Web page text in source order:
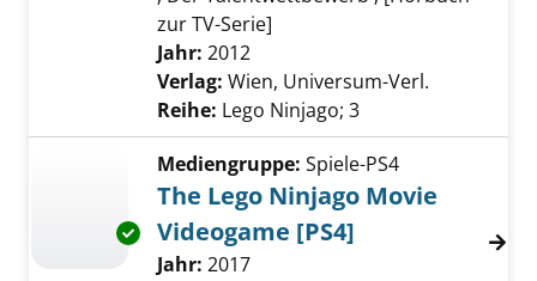
zur TV-Serie]
Suche nach diesem Verfasser
Jahr: 2012
Verlag: Wien, Universum-Verl.
Reihe: Lego Ninjago; 3
Exemplar-Details von The Lego Ninjago
Mediengruppe: Spiele-PS4
The Lego Ninjago Movie
Videogame [PS4]
Suche nach diesem Verfasser
Jahr: 2017